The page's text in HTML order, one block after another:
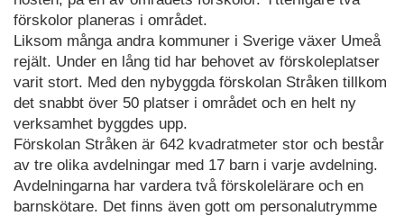
förskolor planeras i området.
Liksom många andra kommuner i Sverige växer Umeå
rejält. Under en lång tid har behovet av förskoleplatser
varit stort. Med den nybyggda förskolan Stråken tillkom
det snabbt över 50 platser i området och en helt ny
verksamhet byggdes upp.
Förskolan Stråken är 642 kvadratmeter stor och består
av tre olika avdelningar med 17 barn i varje avdelning.
Avdelningarna har vardera två förskolelärare och en
barnskötare. Det finns även gott om personalutrymme